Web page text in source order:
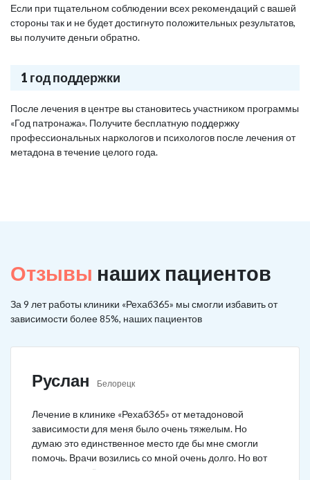
Если при тщательном соблюдении всех рекомендаций с вашей
стороны так и не будет достигнуто положительных результатов,
вы получите деньги обратно.
1 год поддержки
После лечения в центре вы становитесь участником программы
«Год патронажа». Получите бесплатную поддержку
профессиональных наркологов и психологов после лечения от
метадона в течение целого года.
Отзывы наших пациентов
За 9 лет работы клиники «Рехаб365» мы смогли избавить от
зависимости более 85%, наших пациентов
Руслан Белорецк
Лечение в клинике «Рехаб365» от метадоновой
зависимости для меня было очень тяжелым. Но
думаю это единственное место где бы мне смогли
помочь. Врачи возились со мной очень долго. Но вот
теперь я уже 5 месяцев не принимаю наркотики.